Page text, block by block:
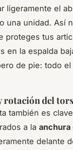
ligeramente el
una unidad. Así
proteges tus
en la espalda
de pie: todo
rotación del
también es
a la anchura
delante